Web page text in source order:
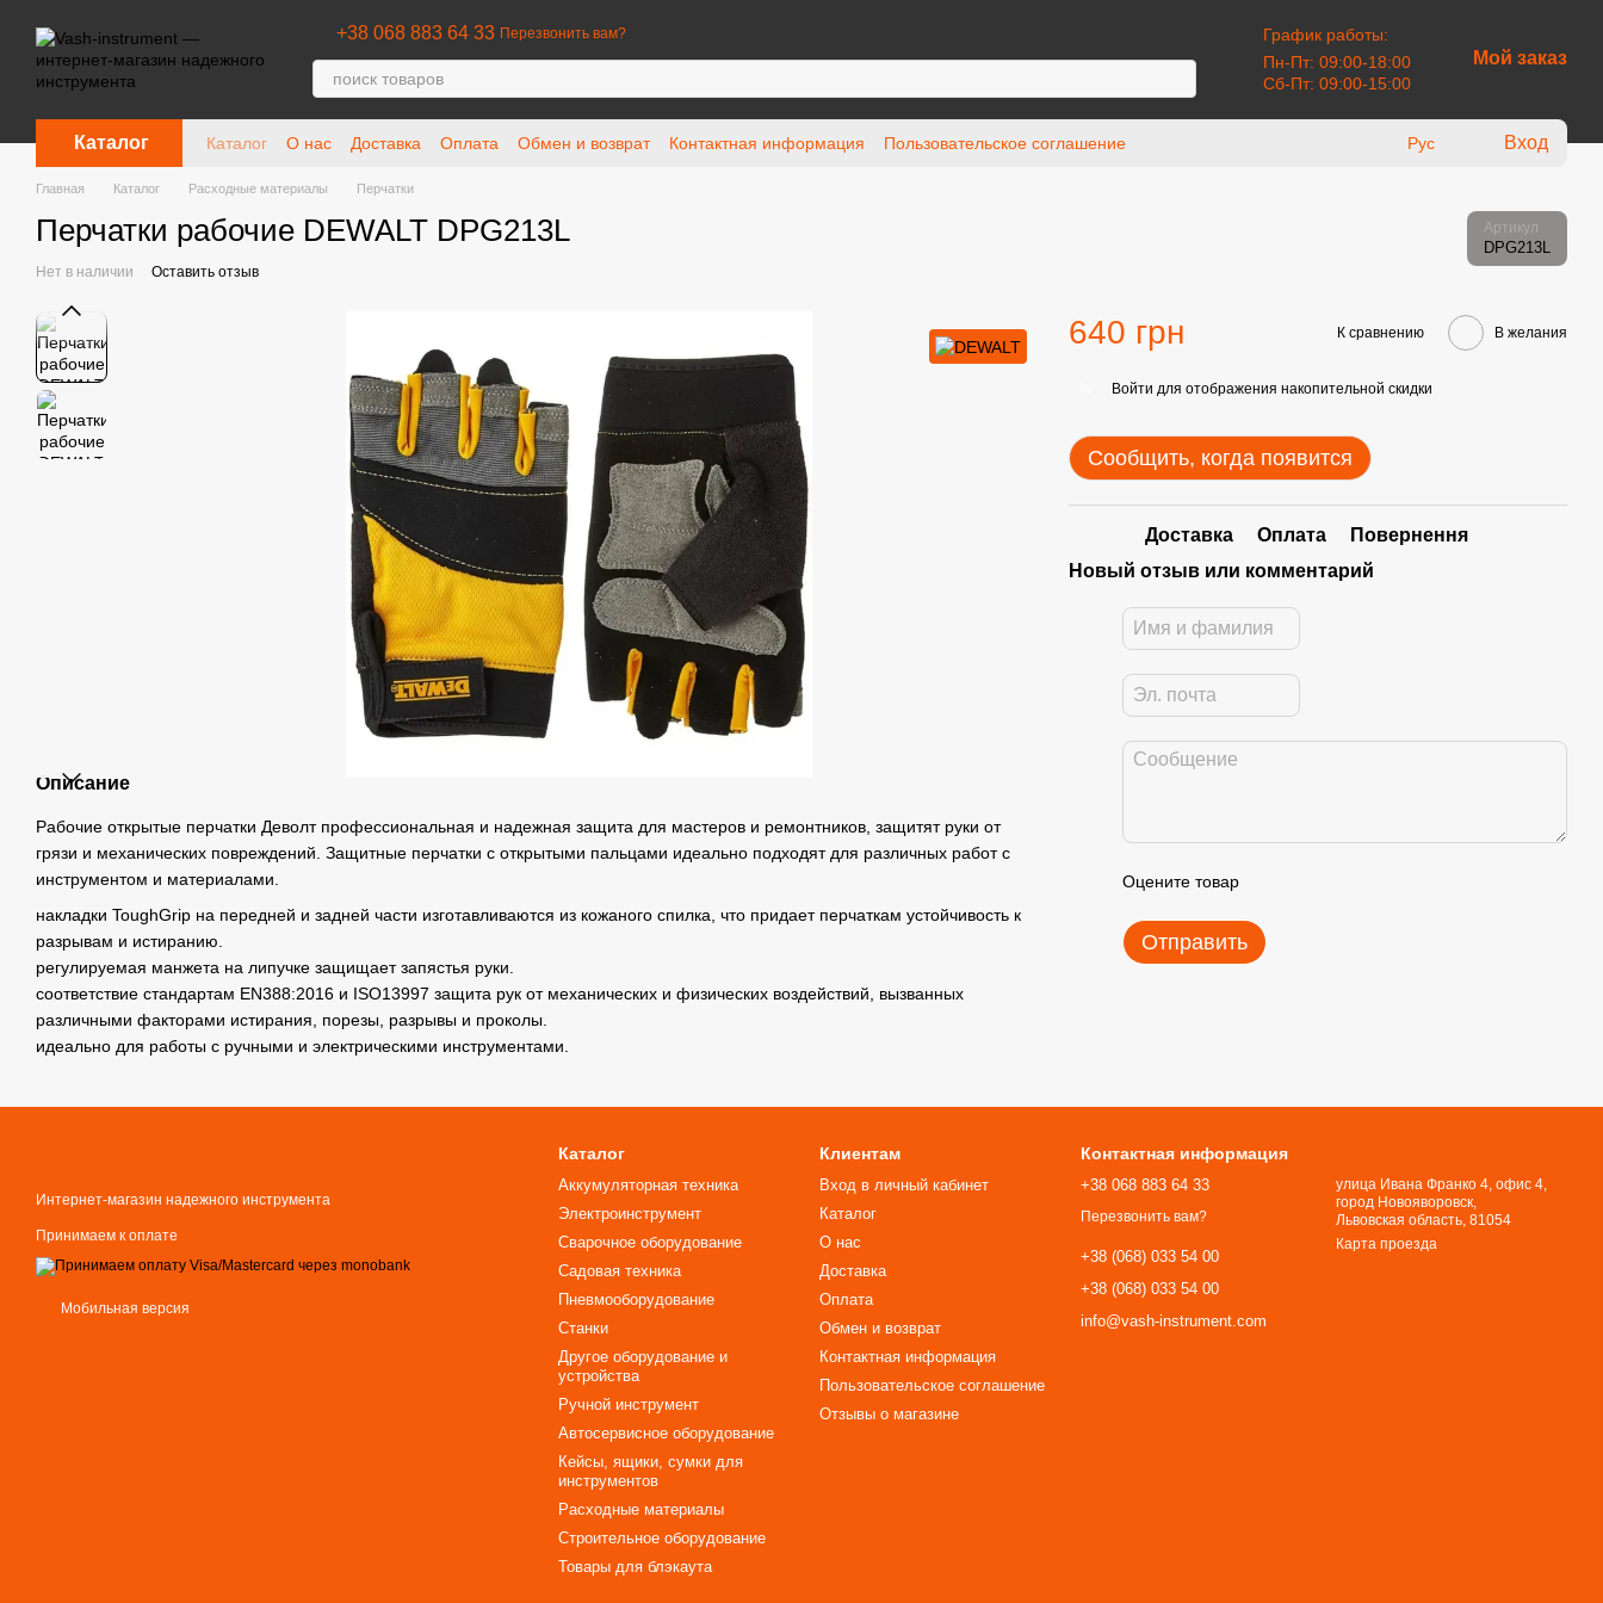
+38 068 883 64 33 Перезвонить вам?
График работы:
Пн-Пт: 09:00-18:00
Сб-Пт: 09:00-15:00
Мой заказ
Каталог Каталог О нас Доставка Оплата Обмен и возврат Контактная информация
Пользовательское соглашение
Рус Вход
Главная Каталог Расходные материалы Перчатки
Перчатки рабочие DEWALT DPG213L Артикул
DPG213L
Нет в наличии Оставить отзыв
Описание
Рабочие открытые перчатки Деволт профессиональная и надежная защита для мастеров и ремонтников, защитят руки от
грязи и механических повреждений. Защитные перчатки с открытыми пальцами идеально подходят для различных работ с
инструментом и материалами.
накладки ToughGrip на передней и задней части изготавливаются из кожаного спилка, что придает перчаткам устойчивость к
разрывам и истиранию.
регулируемая манжета на липучке защищает запястья руки.
соответствие стандартам EN388:2016 и ISO13997 защита рук от механических и физических воздействий, вызванных
различными факторами истирания, порезы, разрывы и проколы.
идеально для работы с ручными и электрическими инструментами.
640 грн К сравнению В желания
Войти для отображения накопительной скидки
Сообщить, когда появится
Доставка Оплата
Повернення
Новый отзыв или комментарий
Оцените товар
Отправить
Интернет-магазин надежного инструмента
Принимаем к оплате
Мобильная версия
Каталог
Аккумуляторная техника
Электроинструмент
Сварочное оборудование
Садовая техника
Пневмооборудование
Станки
Другое оборудование и
устройства
Ручной инструмент
Автосервисное оборудование
Кейсы, ящики, сумки для
инструментов
Расходные материалы
Строительное оборудование
Товары для блэкаута
Клиентам
Вход в личный кабинет
Каталог
О нас
Доставка
Оплата
Обмен и возврат
Контактная информация
Пользовательское соглашение
Отзывы о магазине
Контактная информация
+38 068 883 64 33
Перезвонить вам?
+38 (068) 033 54 00
+38 (068) 033 54 00
info@vash-instrument.com
улица Ивана Франко 4, офис 4,
город Новояворовск,
Львовская область, 81054​​​​​​​
Карта проезда